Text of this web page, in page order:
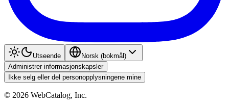
Utseende
Norsk (bokmål)
Administrer informasjonskapsler
Ikke selg eller del personopplysningene mine
© 2026 WebCatalog, Inc.